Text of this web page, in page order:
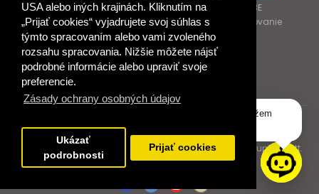
USA alebo iných krajinách. Kliknutím na
„Prijať cookies“ vyjadrujete svoj súhlas s
týmto spracovaním alebo vami zvoleného
rozsahu spracovania. Nižšie môžete nájsť
podrobné informácie alebo upraviť svoje
preferencie.
Zásady ochrany osobných údajov
Ukázať
podrobnosti
Prijať cookies
Klientska zóna RAABE
Katalógy na prelistovanie
NÁKUP
Odstúpiť od zmluvy
© 2017 Dr. Josef Raabe Slovensko, s.r.o.
Dr. Josef Raabe Slovensko, s.r.o., člen medzinárodnej skupiny Klett.
Spoločne ku kvalitnému vzdelávaniu.
Dobrý deň, ako vám môžem